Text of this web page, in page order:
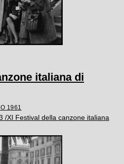
italiana di
1961
/XI Festival della canzone italiana